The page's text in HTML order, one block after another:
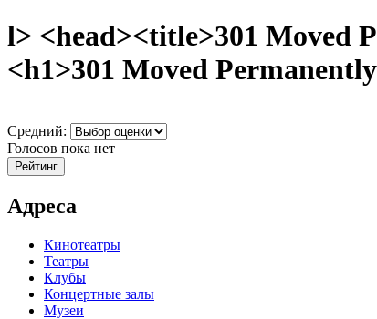
l> <head><title>301 Moved
<h1>301 Moved
Средний:
Голосов пока нет
Адреса
Кинотеатры
Театры
Клубы
Концертные залы
Музеи